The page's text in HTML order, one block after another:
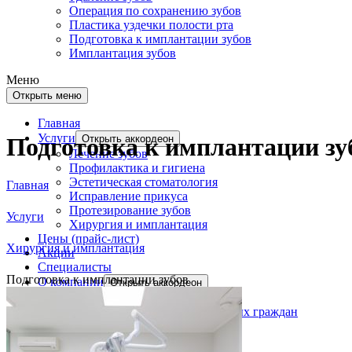
Операция по сохранению зубов
Пластика уздечки полости рта
Подготовка к имплантации зубов
Имплантация зубов
Меню
Открыть меню
Главная
Услуги Открыть аккордеон
Лечение зубов
Профилактика и гигиена
Эстетическая стоматология
Исправление прикуса
Протезирование зубов
Хирургия и имплантация
Цены (прайс-лист)
Акции
Специалисты
О компании Открыть аккордеон
Пациентам
Доступность для маломобильных граждан
Лицензии и сертификаты
Подготовка к имплантации
Главная
Услуги
Хирургия и имплантация
Подготовка к имплантации зубов